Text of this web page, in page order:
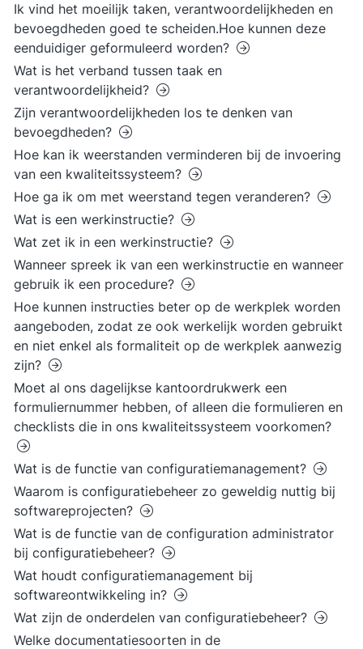
Ik vind het moeilijk taken, verantwoordelijkheden en
bevoegdheden goed te scheiden.Hoe kunnen deze
eenduidiger geformuleerd worden?
Wat is het verband tussen taak en
verantwoordelijkheid?
Zijn verantwoordelijkheden los te denken van
bevoegdheden?
Hoe kan ik weerstanden verminderen bij de invoering
van een kwaliteitssysteem?
Hoe ga ik om met weerstand tegen veranderen?
Wat is een werkinstructie?
Wat zet ik in een werkinstructie?
Wanneer spreek ik van een werkinstructie en wanneer
gebruik ik een procedure?
Hoe kunnen instructies beter op de werkplek worden
aangeboden, zodat ze ook werkelijk worden gebruikt
en niet enkel als formaliteit op de werkplek aanwezig
zijn?
Moet al ons dagelijkse kantoordrukwerk een
formuliernummer hebben, of alleen die formulieren en
checklists die in ons kwaliteitssysteem voorkomen?
Wat is de functie van configuratiemanagement?
Waarom is configuratiebeheer zo geweldig nuttig bij
softwareprojecten?
Wat is de functie van de configuration administrator
bij configuratiebeheer?
Wat houdt configuratiemanagement bij
softwareontwikkeling in?
Wat zijn de onderdelen van configuratiebeheer?
Welke documentatiesoorten in de